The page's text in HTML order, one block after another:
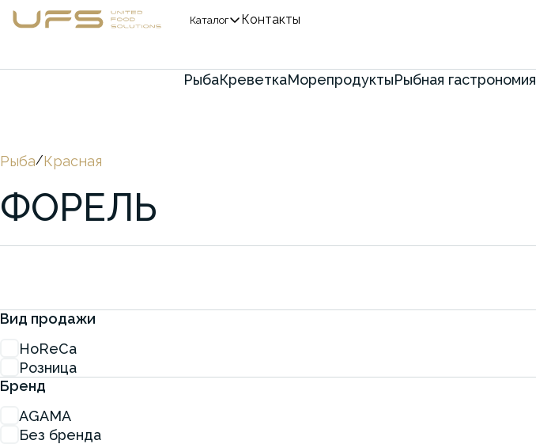
Каталог Контакты
РыбаКреветкаМорепродуктыРыбная гастрономия
Рыба/Красная
ФОРЕЛЬ
Вид продажи
HoReCa
Розница
Бренд
AGAMA
Без бренда